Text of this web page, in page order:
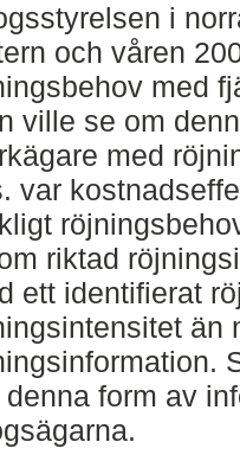
i
och våren
med
ville se om
med
var
riktad
ett identifierat
än
denna form av